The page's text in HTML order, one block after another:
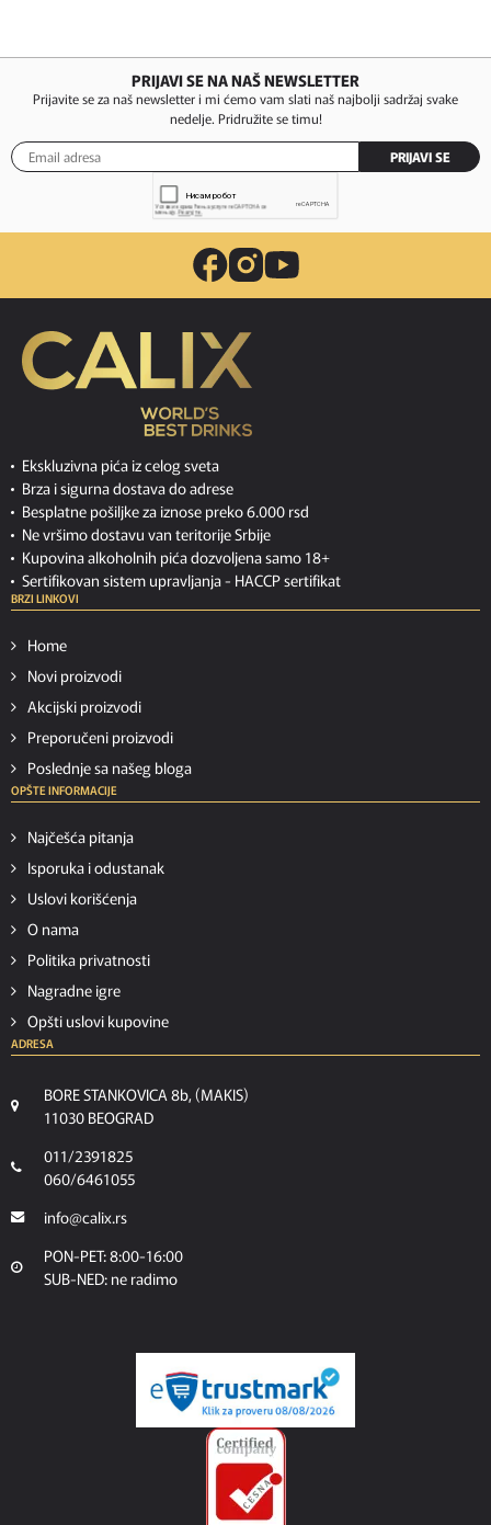
PRIJAVI SE NA NAŠ NEWSLETTER
Prijavite se za naš newsletter i mi ćemo vam slati naš najbolji sadržaj svake
nedelje. Pridružite se timu!
PRIJAVI SE
Ekskluzivna pića iz celog sveta
Brza i sigurna dostava do adrese
Besplatne pošiljke za iznose preko 6.000 rsd
Ne vršimo dostavu van teritorije Srbije
Kupovina alkoholnih pića dozvoljena samo 18+
Sertifikovan sistem upravljanja - HACCP sertifikat
BRZI LINKOVI
Home
Novi proizvodi
Akcijski proizvodi
Preporučeni proizvodi
Poslednje sa našeg bloga
OPŠTE INFORMACIJE
Najčešća pitanja
Isporuka i odustanak
Uslovi korišćenja
O nama
Politika privatnosti
Nagradne igre
Opšti uslovi kupovine
ADRESA
BORE STANKOVICA 8b, (MAKIS)
11030 BEOGRAD
011/2391825
060/6461055
info@calix.rs
PON-PET: 8:00-16:00
SUB-NED: ne radimo